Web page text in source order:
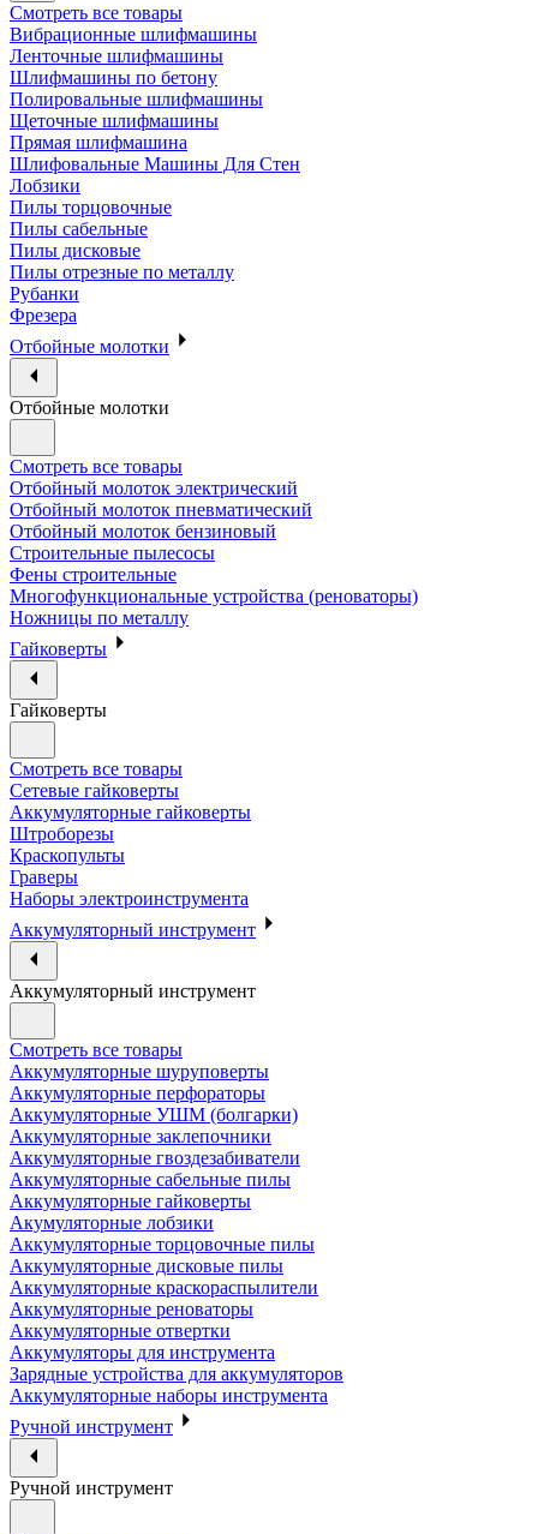
Смотреть все товары
Вибрационные шлифмашины
Ленточные шлифмашины
Шлифмашины по бетону
Полировальные шлифмашины
Щеточные шлифмашины
Прямая шлифмашина
Шлифовальные Машины Для Стен
Лобзики
Пилы торцовочные
Пилы сабельные
Пилы дисковые
Пилы отрезные по металлу
Рубанки
Фрезера
Отбойные молотки
Отбойные молотки
Смотреть все товары
Отбойный молоток электрический
Отбойный молоток пневматический
Отбойный молоток бензиновый
Строительные пылесосы
Фены строительные
Многофункциональные устройства (реноваторы)
Ножницы по металлу
Гайковерты
Гайковерты
Смотреть все товары
Сетевые гайковерты
Аккумуляторные гайковерты
Штроборезы
Краскопульты
Граверы
Наборы электроинструмента
Аккумуляторный инструмент
Аккумуляторный инструмент
Смотреть все товары
Аккумуляторные шуруповерты
Аккумуляторные перфораторы
Аккумуляторные УШМ (болгарки)
Аккумуляторные заклепочники
Аккумуляторные гвоздезабиватели
Аккумуляторные сабельные пилы
Аккумуляторные гайковерты
Акумуляторные лобзики
Аккумуляторные торцовочные пилы
Аккумуляторные дисковые пилы
Аккумуляторные краскораспылители
Аккумуляторные реноваторы
Аккумуляторные отвертки
Аккумуляторы для инструмента
Зарядные устройства для аккумуляторов
Аккумуляторные наборы инструмента
Ручной инструмент
Ручной инструмент